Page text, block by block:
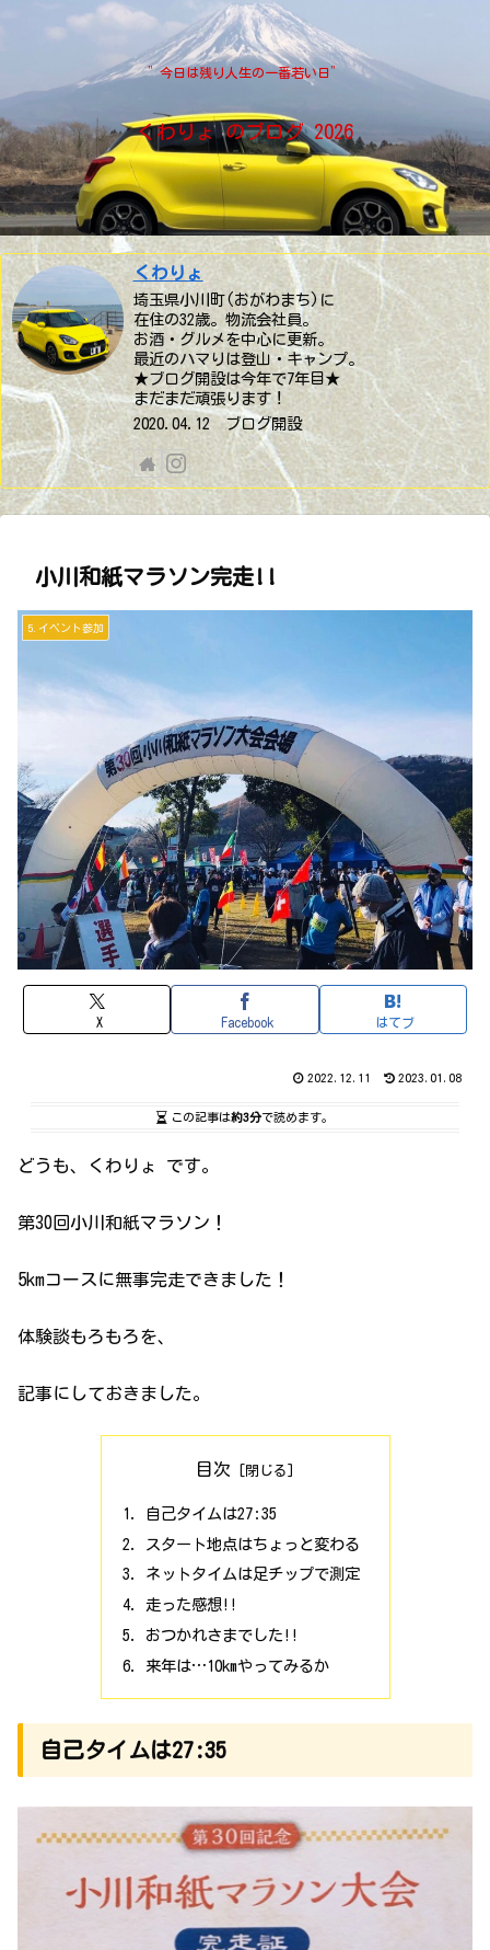
”今日は残り人生の一番若い日”
くわりょ のブログ 2026
くわりょ
埼玉県小川町(おがわまち)に
在住の32歳。物流会社員。
お酒・グルメを中心に更新。
最近のハマりは登山・キャンプ。
★ブログ開設は今年で7年目★
まだまだ頑張ります！
2020.04.12 ブログ開設
小川和紙マラソン完走!!
5.イベント参加
X Facebook はてブ
2022.12.11 2023.01.08
この記事は約3分で読めます。
どうも、くわりょ です。
第30回小川和紙マラソン！
5kmコースに無事完走できました！
体験談もろもろを、
記事にしておきました。
目次
自己タイムは27:35
スタート地点はちょっと変わる
ネットタイムは足チップで測定
走った感想!!
おつかれさまでした!!
来年は…10kmやってみるか
自己タイムは27:35